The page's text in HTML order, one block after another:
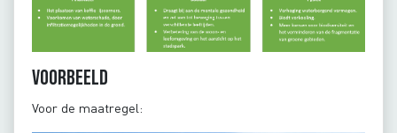
Voorbeeld
Voor de maatregel: